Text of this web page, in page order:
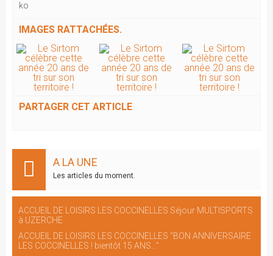
ko
IMAGES RATTACHÉES.
PARTAGER CET ARTICLE
A LA UNE
Les articles du moment.
ACCUEIL DE LOISIRS LES COCCINELLES Séjour MULTISPORTS
à UZERCHE
ACCUEIL DE LOISIRS LES COCCINELLES "BON ANNIVERSAIRE
LES COCCINELLES ! bientôt 15 ANS..."